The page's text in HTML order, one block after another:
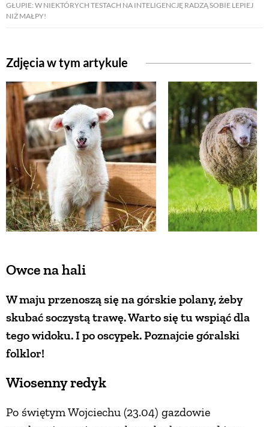
GŁUPIE: W NIEKTÓRYCH TESTACH NA INTELIGENCJĘ RADZĄ SOBIE LEPIEJ
NIŻ MAŁPY!
Zdjęcia w tym artykule
Owce na hali
W maju przenoszą się na górskie polany, żeby
skubać soczystą trawę. Warto się tu wspiąć dla
tego widoku. I po oscypek. Poznajcie góralski
folklor!
Wiosenny redyk
Po świętym Wojciechu (23.04) gazdowie
NATURALNIE
NATURALNA APTECZKA
DLA DOMU
EKO ŻYCIE
PRZYRODA
ZWIERZĘTA DOMOWE
ZWIERZĘTA W NATURZE
GRZYBY
RĘKODZIEŁO
RZEMIOSŁO